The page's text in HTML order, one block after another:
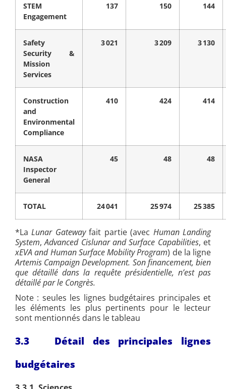
STEM
Engagement
137 150 144
Safety
Security &
Mission
Services
3 021 3 209 3 130
Construction
and
Environmental
Compliance
410 424 414
NASA
Inspector
General
45 48 48
TOTAL 24 041 25 974 25 385
*LaLunar Gatewayfait partie (avec Human Landing
System,Advanced Cislunar and Surface Capabilities, et
xEVA and Human Surface Mobility Program) de la ligne
Artemis Campaign Development. Son financement, bien
que détaillé dans la requête présidentielle, n’est pas
détaillé par le Congrès.
Note : seules les lignes budgétaires principales et
les éléments les plus pertinents pour le lecteur
sont mentionnés dans le tableau
3.3 Détail des principales lignes
budgétaires